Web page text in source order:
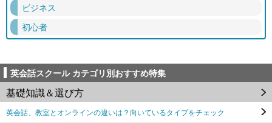
ビジネス
初心者
英会話スクール カテゴリ別おすすめ特集
基礎知識＆選び方
英会話、教室とオンラインの違いは？向いているタイプをチェック